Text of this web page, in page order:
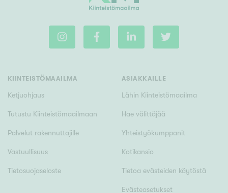
Rakennusvuosi
Uudiskohteet
Vain uudiskohteet Ei uudiskohteita
Arvokohteet
Vain arvokohteet Ei arvokohteita
KIINTEISTÖMAAILMA
Ketjuohjaus
Tutustu Kiinteistömaailmaan
Palvelut rakennuttajille
Vastuullisuus
Tietosuojaseloste
ASIAKKAILLE
Lähin Kiinteistömaailma
Hae välittäjää
Yhteistyökumppanit
Kotikansio
Tietoa evästeiden käytöstä
Evästeasetukset